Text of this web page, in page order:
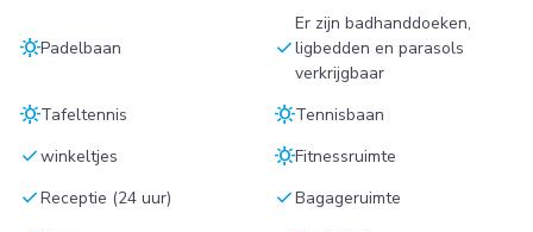
sunnyPadelbaan check
Er zijn badhanddoeken,
ligbedden en parasols
verkrijgbaar
sunnyTafeltennis sunnyTennisbaan
checkwinkeltjes sunnyFitnessruimte
checkReceptie (24 uur) checkBagageruimte